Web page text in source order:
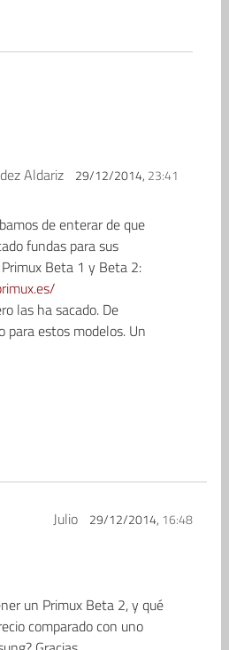
Aldariz 29/12/2014, 23:41
de enterar de que
fundas para sus
Beta 1 y Beta 2:
las ha sacado. De
para estos modelos. Un
Julio 29/12/2014, 16:48
un Primux Beta 2, y qué
comparado con uno